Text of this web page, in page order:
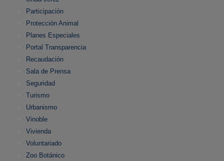
Participación
Protección Animal
Planes Especiales
Portal Transparencia
Recaudación
Sala de Prensa
Seguridad
Turismo
Urbanismo
Vinoble
Vivienda
Voluntariado
Zoo Botánico